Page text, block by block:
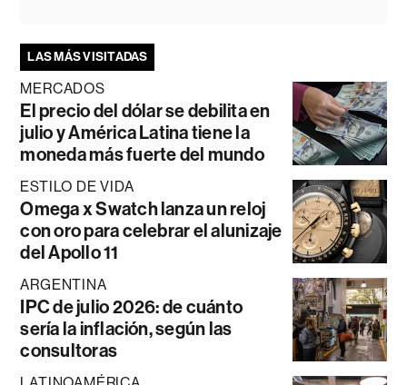
LAS MÁS VISITADAS
MERCADOS
El precio del dólar se debilita en
julio y América Latina tiene la
moneda más fuerte del mundo
ESTILO DE VIDA
Omega x Swatch lanza un reloj
con oro para celebrar el alunizaje
del Apollo 11
ARGENTINA
IPC de julio 2026: de cuánto
sería la inflación, según las
consultoras